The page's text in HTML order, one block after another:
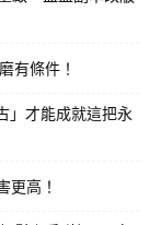
有條件！
」才能成就這把永
更高！